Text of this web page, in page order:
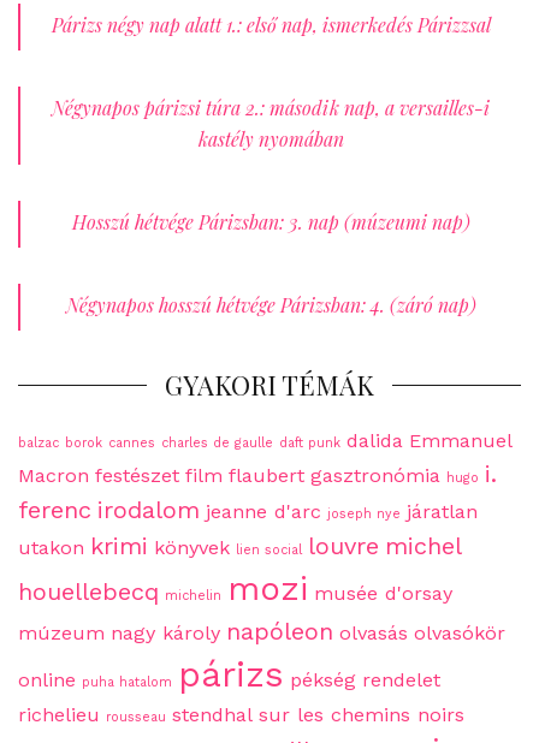
Párizs négy nap alatt 1.: első nap, ismerkedés Párizzsal
Négynapos párizsi túra 2.: második nap, a versailles-i
kastély nyomában
Hosszú hétvége Párizsban: 3. nap (múzeumi nap)
Négynapos hosszú hétvége Párizsban: 4. (záró nap)
GYAKORI TÉMÁK
balzac borok cannes charles de gaulle daft punk dalida Emmanuel
Macron festészet film flaubert gasztronómia hugo i.
ferenc irodalom jeanne d'arc joseph nye járatlan
utakon krimi könyvek lien social louvre michel
houellebecq michelin mozi musée d'orsay
múzeum nagy károly napóleon olvasás olvasókör
online puha hatalom párizs pékség rendelet
richelieu
rousseau stendhal sur les chemins noirs